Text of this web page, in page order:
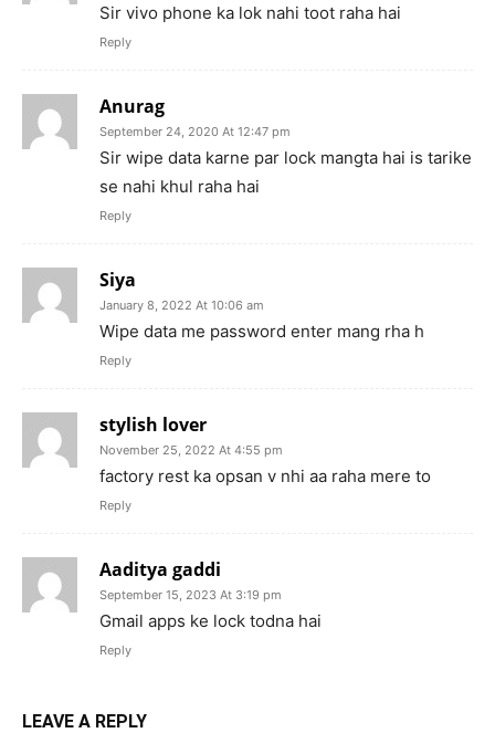
Sir vivo phone ka lok nahi toot raha hai
Reply
Anurag
September 24, 2020 At 12:47 pm
Sir wipe data karne par lock mangta hai is tarike
se nahi khul raha hai
Reply
Siya
January 8, 2022 At 10:06 am
Wipe data me password enter mang rha h
Reply
stylish lover
November 25, 2022 At 4:55 pm
factory rest ka opsan v nhi aa raha mere to
Reply
Aaditya gaddi
September 15, 2023 At 3:19 pm
Gmail apps ke lock todna hai
Reply
LEAVE A REPLY